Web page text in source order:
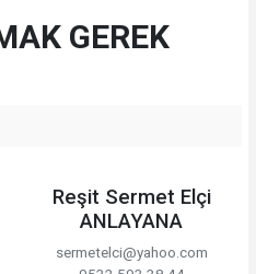
GEREK
Reşit Sermet Elçi
ANLAYANA
sermetelci@yahoo.com